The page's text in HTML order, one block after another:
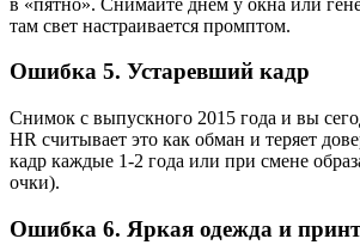
там свет настраивается промптом.
Ошибка 5. Устаревший кадр
Снимок с выпускного 2015 года и вы
HR считывает это как обман и теряет
кадр каждые 1-2 года или при смене
очки).
Ошибка 6. Яркая одежда и